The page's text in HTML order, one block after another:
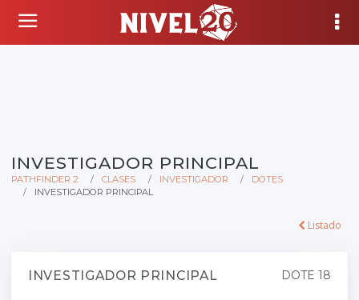
INVESTIGADOR PRINCIPAL
PATHFINDER 2 CLASES INVESTIGADOR
DOTES
INVESTIGADOR PRINCIPAL
Listado
INVESTIGADOR PRINCIPAL DOTE 18